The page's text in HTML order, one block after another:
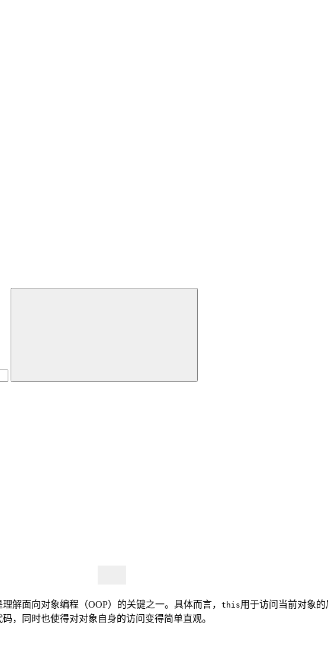
理解面向对象编程（OOP）的关键之一。具体而言， this用于访问当前对象的
，同时也使得对对象自身的访问变得简单直观。